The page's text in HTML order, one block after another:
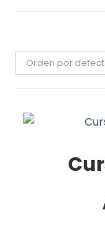
Orden por